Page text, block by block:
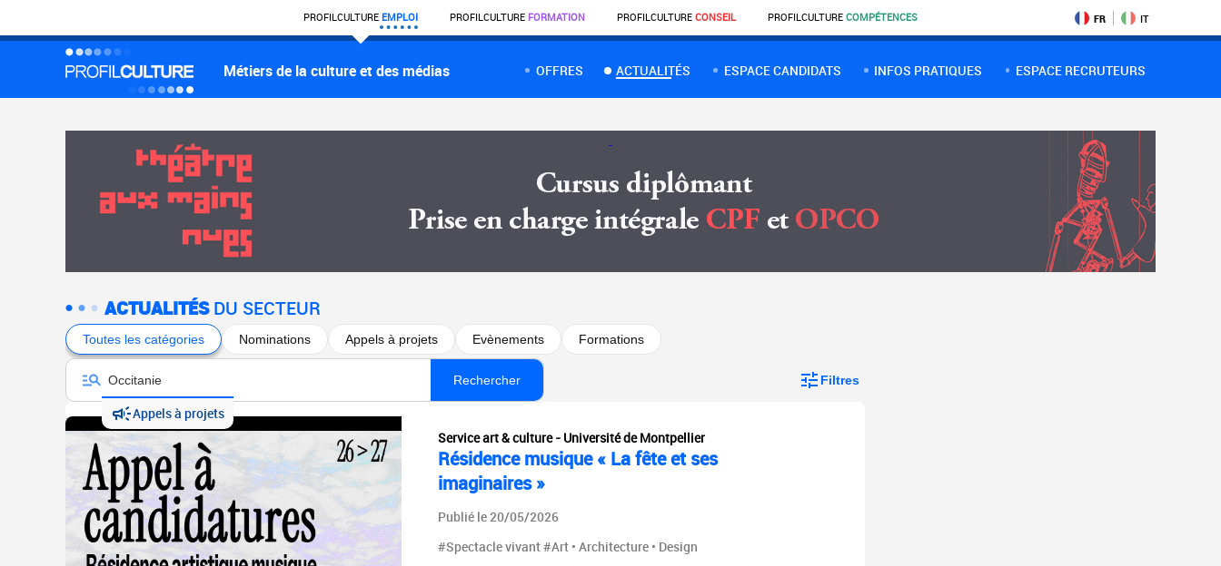
PROFILCULTURE EMPLOI PROFILCULTURE FORMATION PROFILCULTURE CONSEIL PROFILCULTURE COMPÉTENCES FR IT
Métiers de la culture et des médias OFFRES ACTUALITÉS ESPACE CANDIDATS INFOS PRATIQUES ESPACE RECRUTEURS
ACTUALITÉSDU SECTEUR
Toutes les catégories Nominations Appels à projets Evènements Formations
Rechercher Filtres
Appels à projets
Service art & culture - Université de Montpellier
Résidence musique « La fête et ses
imaginaires »
Publié le 20/05/2026
#Spectacle vivant #Art • Architecture • Design